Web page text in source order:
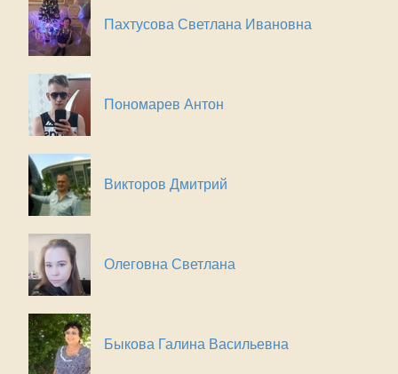
Пахтусова Светлана Ивановна
Пономарев Антон
Викторов Дмитрий
Олеговна Светлана
Быкова Галина Васильевна